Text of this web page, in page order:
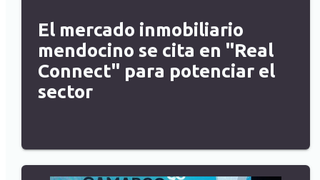
El mercado inmobiliario
mendocino se cita en "Real
Connect" para potenciar el
sector